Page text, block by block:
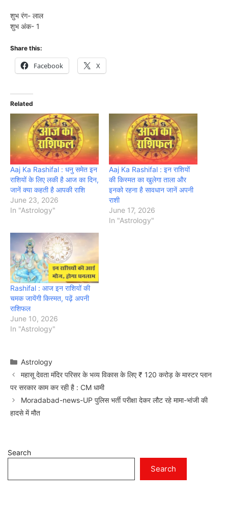
शुभ रंग- लाल
शुभ अंक- 1
Share this:
Facebook X
Related
Aaj Ka Rashifal : धनु समेत इन
राशियों के लिए लकी है आज का दिन,
जानें क्या कहती है आपकी राशि
June 23, 2026
In "Astrology"
Aaj Ka Rashifal : इन राशियों
की किस्मत का खुलेगा ताला और
इनको रहना है सावधान जानें अपनी
राशी
June 17, 2026
In "Astrology"
Rashifal : आज इन राशियों की
चमक जायेंगी किस्मत, पढ़ें अपनी
राशिफल
June 10, 2026
In "Astrology"
Categories
Astrology
महासू देवता मंदिर परिसर के भव्य विकास के लिए ₹ 120 करोड़ के मास्टर प्लान
पर सरकार काम कर रही है : CM धामी
Moradabad-news-UP पुलिस भर्ती परीक्षा देकर लौट रहे मामा-भांजी की
हादसे में मौत
Search
Search